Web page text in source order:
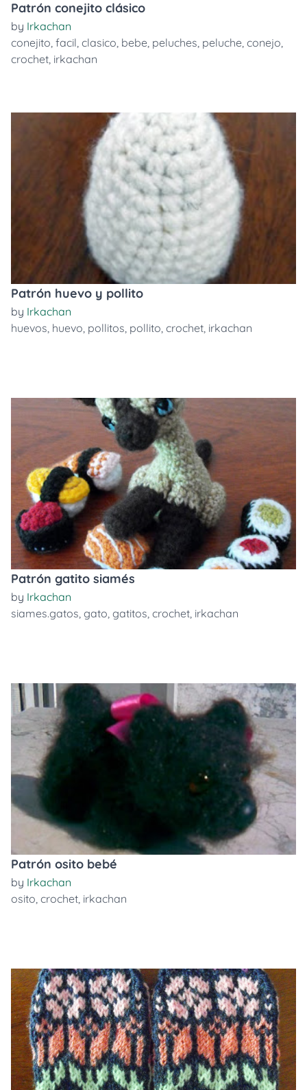
Patrón conejito clásico
by Irkachan
conejito, facil, clasico, bebe, peluches, peluche, conejo,
crochet, irkachan
Patrón huevo y pollito
by Irkachan
huevos, huevo, pollitos, pollito, crochet, irkachan
Patrón gatito siamés
by Irkachan
siames.gatos, gato, gatitos, crochet, irkachan
Patrón osito bebé
by Irkachan
osito, crochet, irkachan